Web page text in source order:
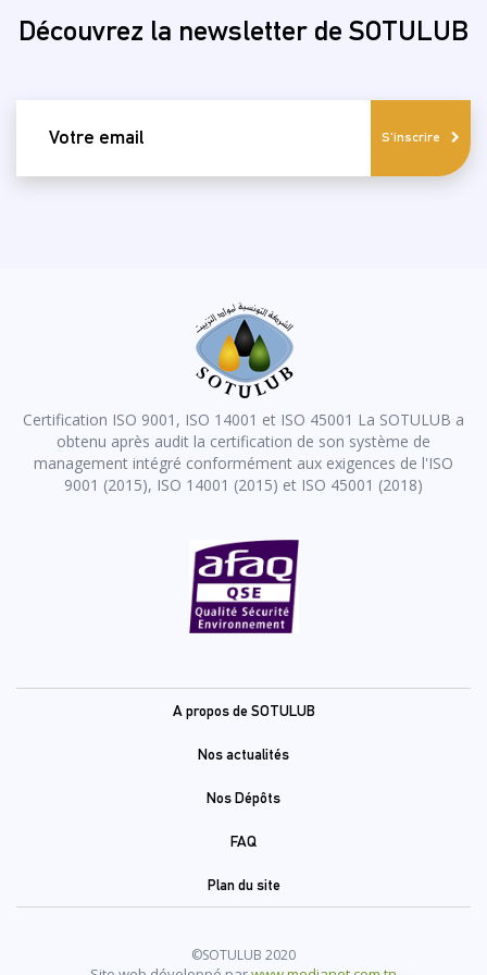
Découvrez la newsletter de SOTULUB
S'inscrire
Certification ISO 9001, ISO 14001 et ISO 45001 La SOTULUB a
obtenu après audit la certification de son système de
management intégré conformément aux exigences de l'ISO
9001 (2015), ISO 14001 (2015) et ISO 45001 (2018)
A propos de SOTULUB
Nos actualités
Nos Dépôts
FAQ
Plan du site
©SOTULUB 2020